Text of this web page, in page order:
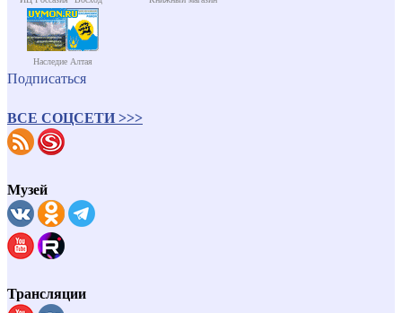
Наследие Алтая
Подписаться
ВСЕ СОЦСЕТИ >>>
Музей
Трансляции